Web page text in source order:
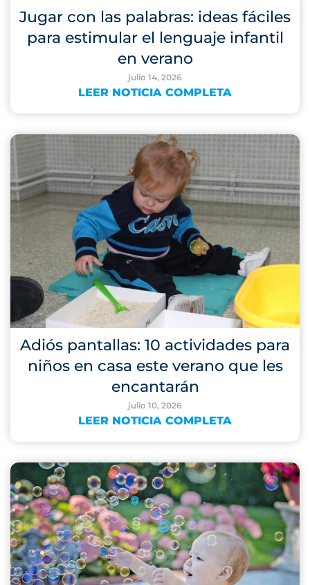
Jugar con las palabras: ideas fáciles
para estimular el lenguaje infantil
en verano
julio 14, 2026
LEER NOTICIA COMPLETA
Adiós pantallas: 10 actividades para
niños en casa este verano que les
encantarán
julio 10, 2026
LEER NOTICIA COMPLETA